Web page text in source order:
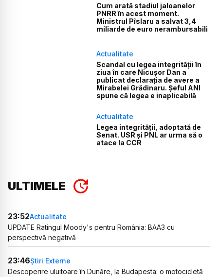
Cum arată stadiul jaloanelor
PNRR în acest moment.
Ministrul Pîslaru a salvat 3,4
miliarde de euro nerambursabili
Actualitate
Scandal cu legea integrității în
ziua în care Nicușor Dan a
publicat declarația de avere a
Mirabelei Grădinaru. Șeful ANI
spune că legea e inaplicabilă
Actualitate
Legea integrității, adoptată de
Senat. USR și PNL ar urma să o
atace la CCR
ULTIMELE
23:52Actualitate
UPDATE Ratingul Moody's pentru România: BAA3 cu
perspectivă negativă
23:46Știri Externe
Descoperire uluitoare în Dunăre, la Budapesta: o motocicletă